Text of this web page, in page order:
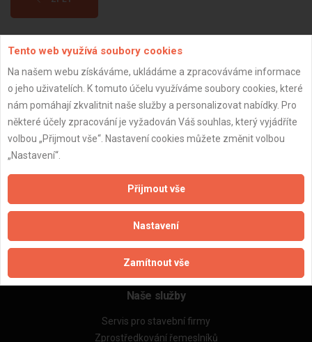
Aktualizováno z portálu ARES dne 04.01.2024 16:15:07
Důležité informace
Zpracování a ochrana osobních údajů
Zásady pro používání souborů cookie
Obchodní podmínky (zprostředkování)
Obchodní podmínky (rozpočtování)
Reference
Naše excelové tabulky online
Naše služby
Servis pro stavební firmy
Zprostředkování řemeslníků
Tento web využívá soubory cookies
Na našem webu získáváme, ukládáme a zpracováváme informace
o jeho uživatelích. K tomuto účelu využíváme soubory cookies, které
nám pomáhají zkvalitnit naše služby a personalizovat nabídky. Pro
některé účely zpracování je vyžadován Váš souhlas, který vyjádříte
volbou „Přijmout vše“. Nastavení cookies můžete změnit volbou
„Nastavení“.
Přijmout vše
Nastavení
Zamítnout vše